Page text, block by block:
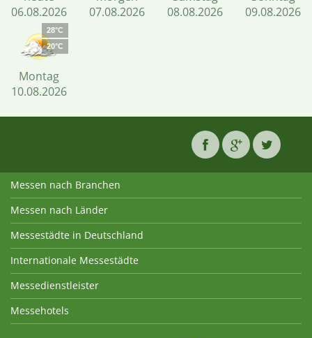
06.08.2026
07.08.2026
08.08.2026
09.08.2026
28°C
20°C
Montag
10.08.2026
Messen nach Branchen
Messen nach Länder
Messestädte in Deutschland
Internationale Messestädte
Messedienstleister
Messehotels